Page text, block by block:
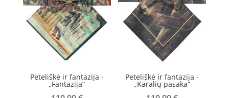
Peteliškė ir fantazija -
„Fantazija“
Peteliškė ir fantazija -
„Karalių pasaka“